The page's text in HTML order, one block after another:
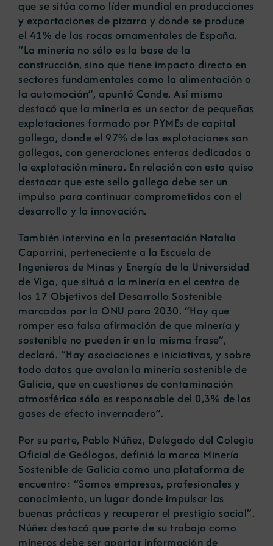
que se sitúa como líder mundial en producciones
y exportaciones de pizarra y donde se produce
el 41% de las rocas ornamentales de España.
“La minería no sólo es la base de la
construcción, sino que tiene impacto directo en
sectores fundamentales como la alimentación o
la automoción”, apuntó Conde. Así mismo
destacó que la minería es un sector de pequeñas
explotaciones formado por PYMEs de capital
gallego, donde el 97% de las explotaciones son
gallegas, con generaciones enteras dedicadas a
la explotación minera. En relación con esto quiso
destacar que este sello gallego debe ser un
impulso para continuar comprometidos con el
desarrollo y la innovación.
También intervino en la presentación Natalia
Caparrini, perteneciente a la Escuela de
Ingenieros de Minas y Energía de la Universidad
de Vigo, que situó a la minería en el centro de
los 17 Objetivos del Desarrollo Sostenible
marcados por la ONU para 2030. “Hay que
romper esa falsa afirmación de que minería y
sostenible no pueden ir en la misma frase”,
declaró. “Hay asociaciones e iniciativas, y sobre
todo datos que avalan la minería sostenible de
Galicia, que en cuestiones de contaminación
atmosférica sólo es responsable del 0,3% de los
gases de efecto invernadero”.
Por su parte, Pablo Núñez, Delegado del Colegio
Oficial de Geólogos, definió la marca Minería
Sostenible de Galicia como una plataforma de
encuentro: “Somos empresas, profesionales y
conocimiento, un lugar donde impulsar las
buenas prácticas y recuperar el prestigio social”.
Núñez destacó que parte de su trabajo como
mineros debe ser aportar información de